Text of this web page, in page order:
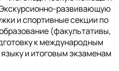
развивающую
и спортивные секции по
(факультативы,
к международным
и итоговым экзаменам